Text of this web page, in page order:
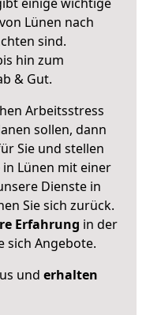
Lünen nach
sind.
hin zum
& Gut.
Arbeitsstress
sollen, dann
Sie und stellen
in Lünen mit einer
Dienste in
Sie sich zurück.
Erfahrung in der
sich Angebote.
und erhalten